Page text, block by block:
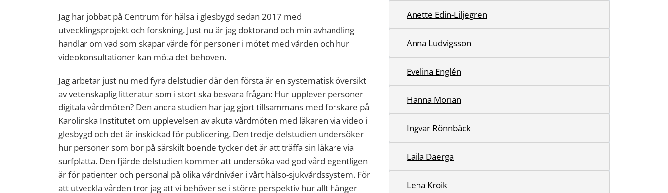
Jag har jobbat på Centrum för hälsa i glesbygd sedan 2017 med
utvecklingsprojekt och forskning. Just nu är jag doktorand och min avhandling
handlar om vad som skapar värde för personer i mötet med vården och hur
videokonsultationer kan möta det behoven.
Jag arbetar just nu med fyra delstudier där den första är en systematisk översikt
av vetenskaplig litteratur som i stort ska besvara frågan: Hur upplever personer
digitala vårdmöten? Den andra studien har jag gjort tillsammans med forskare på
Karolinska Institutet om upplevelsen av akuta vårdmöten med läkaren via video i
glesbygd och det är inskickad för publicering. Den tredje delstudien undersöker
hur personer som bor på särskilt boende tycker det är att träffa sin läkare via
surfplatta. Den fjärde delstudien kommer att undersöka vad god vård egentligen
är för patienter och personal på olika vårdnivåer i vårt hälso-sjukvårdssystem. För
att utveckla vården tror jag att vi behöver se i större perspektiv hur allt hänger
Anette Edin-Liljegren
Anna Ludvigsson
Evelina Englén
Hanna Morian
Ingvar Rönnbäck
Laila Daerga
Lena Kroik